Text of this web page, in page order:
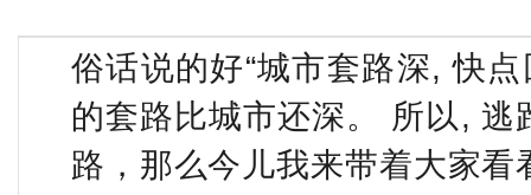
俗话说的好“城市套路深, 快
的套路比城市还深。 所以,
路，那么今儿我来带着大家看